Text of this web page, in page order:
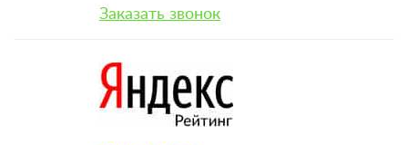
Заказать звонок